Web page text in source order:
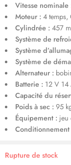
Vitesse nominale
Moteur :4 temps,
Cylindrée :457
Système de
Système
Système de
Alternateur :
Batterie :12 V 14
Capacité du
Poids à sec :95
Équipement :jeu
Conditionnement
Rupture de stock